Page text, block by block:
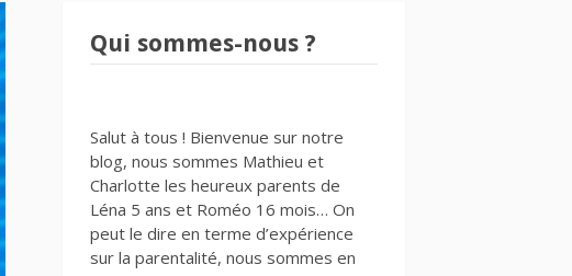
Qui sommes-nous ?
Salut à tous ! Bienvenue sur notre
blog, nous sommes Mathieu et
Charlotte les heureux parents de
Léna 5 ans et Roméo 16 mois… On
peut le dire en terme d’expérience
sur la parentalité, nous sommes en